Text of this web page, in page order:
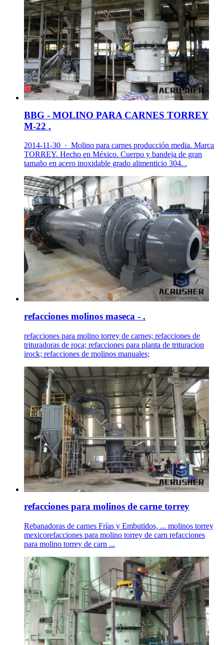
BBG - MOLINO PARA CARNES TORREY
M-22 .
2014-11-30 · Molino para carnes producción media. Marca
TORREY. Hecho en México. Cuerpo y bandeja de gran
tamaño en acero inoxidable grado alimenticio 304. .
refacciones molinos maseca - .
refacciones para molino torrey de carnes; refacciones de
trituradoras de roca; refacciones para planta de trituracion
irock; refacciones de molinos manuales;
refacciones para molinos de carne torrey
Rebanadoras de carnes Frías y Embutidos, ... molinos torrey
mexicorefacciones para molino torrey de carn refacciones
para molino torrey de carn ...